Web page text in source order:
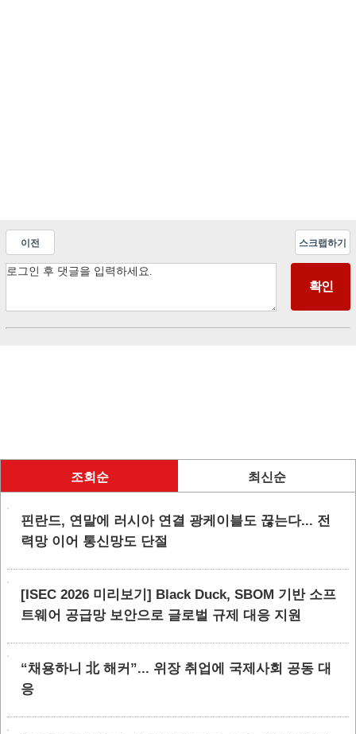
이전 스크랩하기
조회순 최신순
핀란드, 연말에 러시아 연결 광케이블도 끊는다... 전
력망 이어 통신망도 단절
[ISEC 2026 미리보기] Black Duck, SBOM 기반 소프
트웨어 공급망 보안으로 글로벌 규제 대응 지원
“채용하니 北 해커”... 위장 취업에 국제사회 공동 대
응